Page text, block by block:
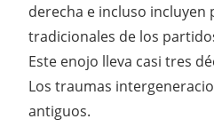
derecha e incluso incluyen
tradicionales de los
Este enojo lleva casi tres
Los traumas
antiguos.